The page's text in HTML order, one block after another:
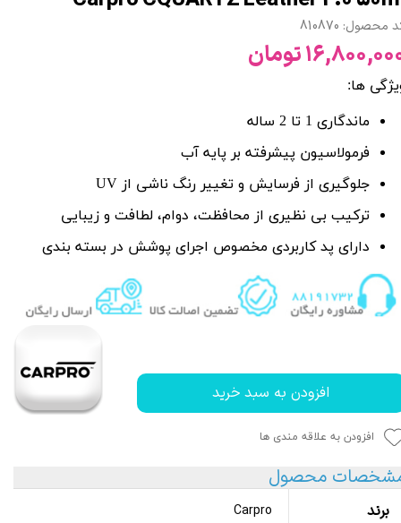
محصول: 810870
تومان
ها:
ماندگاری 1 تا 2 ساله
فرمولاسیون پیشرفته بر پایه آب
جلوگیری از فرسایش و تغییر رنگ ناشی از UV
ترکیب بی نظیری از محافظت، دوام، لطافت و زیبایی
دارای پد کاربردی مخصوص اجرای پوشش در بسته بندی
افزودن به سبد خرید
افزودن به علاقه مندی ها
محصول
برند Carpro